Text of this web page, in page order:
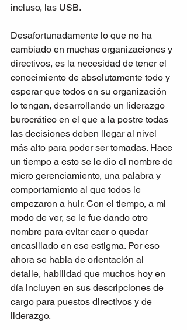
incluso, las USB.
Desafortunadamente lo que no ha
cambiado en muchas organizaciones y
directivos, es la necesidad de tener el
conocimiento de absolutamente todo y
esperar que todos en su organización
lo tengan, desarrollando un liderazgo
burocrático en el que a la postre todas
las decisiones deben llegar al nivel
más alto para poder ser tomadas. Hace
un tiempo a esto se le dio el nombre de
micro gerenciamiento, una palabra y
comportamiento al que todos le
empezaron a huir. Con el tiempo, a mi
modo de ver, se le fue dando otro
nombre para evitar caer o quedar
encasillado en ese estigma. Por eso
ahora se habla de orientación al
detalle, habilidad que muchos hoy en
día incluyen en sus descripciones de
cargo para puestos directivos y de
liderazgo.